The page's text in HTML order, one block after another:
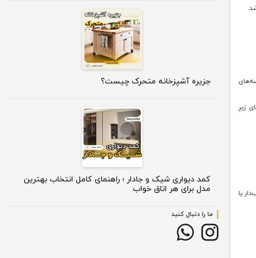
زیرِ
یا
جزیره آشپزخانه متحرک چیست؟
کمد دیواری شیک و جادار ؛ راهنمای کامل انتخاب بهترین
مدل برای هر اتاق خواب
ما را دنبال کنید